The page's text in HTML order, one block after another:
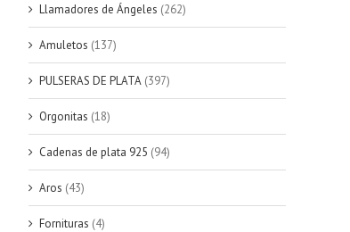
Llamadores de Ángeles (262)
Amuletos (137)
PULSERAS DE PLATA (397)
Orgonitas (18)
Cadenas de plata 925 (94)
Aros (43)
Fornituras (4)